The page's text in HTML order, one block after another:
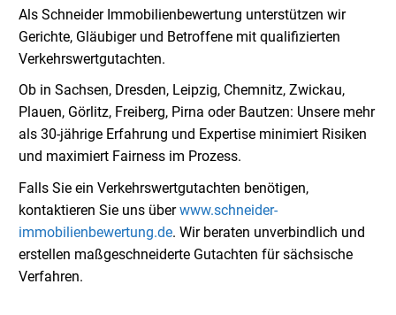
Als Schneider Immobilienbewertung unterstützen wir
Gerichte, Gläubiger und Betroffene mit qualifizierten
Verkehrswertgutachten.
Ob in Sachsen, Dresden, Leipzig, Chemnitz, Zwickau,
Plauen, Görlitz, Freiberg, Pirna oder Bautzen: Unsere mehr
als 30-jährige Erfahrung und Expertise minimiert Risiken
und maximiert Fairness im Prozess.
Falls Sie ein Verkehrswertgutachten benötigen,
kontaktieren Sie uns überwww.schneider-
immobilienbewertung.de. Wir beraten unverbindlich und
erstellen maßgeschneiderte Gutachten für sächsische
Verfahren.